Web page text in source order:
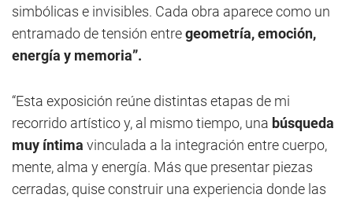
simbólicas e invisibles. Cada obra aparece como un
entramado de tensión entregeometría, emoción,
energía y memoria”.
“Esta exposición reúne distintas etapas de mi
recorrido artístico y, al mismo tiempo, una búsqueda
muy íntima vinculada a la integración entre cuerpo,
mente, alma y energía. Más que presentar piezas
cerradas, quise construir una experiencia donde las